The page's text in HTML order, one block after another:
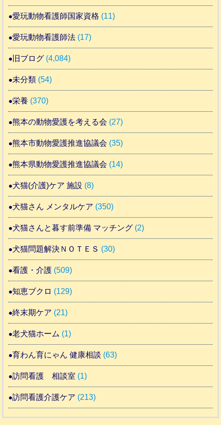
愛玩動物看護師国家資格 (11)
愛玩動物看護師法 (17)
旧ブログ (4,084)
未分類 (54)
栄養 (370)
熊本の動物愛護を考える会 (27)
熊本市動物愛護推進協議会 (35)
熊本県動物愛護推進協議会 (14)
犬猫(介護)ケア 施設 (8)
犬猫さん メンタルケア (350)
犬猫さんと暮す前準備 マッチング (2)
犬猫問題解決ＮＯＴＥＳ (30)
看護・介護 (509)
知恵ブクロ (129)
終末期ケア (21)
老犬猫ホーム (1)
育わん育にゃん 健康相談 (63)
訪問看護 相談室 (1)
訪問看護介護ケア (213)